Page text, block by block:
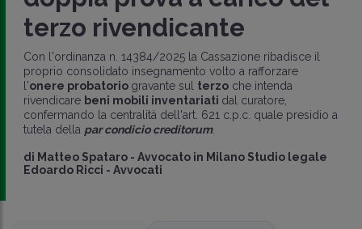
terzo rivendicante
Con l'ordinanza n. 14384/2025 la Cassazione ribadisce il
proprio consolidato insegnamento volto a rafforzare
l'onere probatorio gravante sul terzoche intenda
rivendicare beni mobili inventariati dal curatore,
confermando la centralità dell'art. 621 c.p.c. quale presidio a
tutela della par condicio creditorum.
di Matteo Spataro - Avvocato in Milano Studio legale
Edoardo Ricci - Avvocati